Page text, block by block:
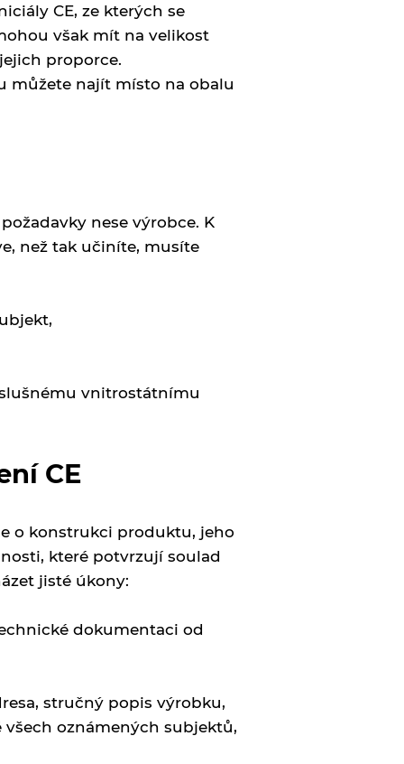
CE, ze kterých se
však mít na velikost
proporce.
můžete najít místo na obalu
nese výrobce. K
než tak učiníte, musíte
vnitrostátnímu
CE
o konstrukci produktu, jeho
které potvrzují soulad
jisté úkony:
dokumentaci od
stručný popis výrobku,
oznámených subjektů,